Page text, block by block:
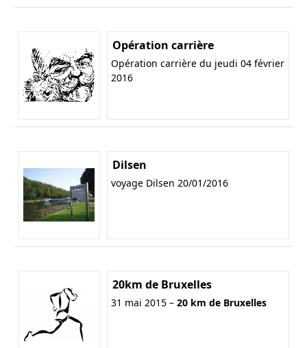
Opération carrière
Opération carrière du jeudi 04 février
2016
Dilsen
voyage Dilsen 20/01/2016
20km de Bruxelles
31 mai 2015 – 20 km de Bruxelles